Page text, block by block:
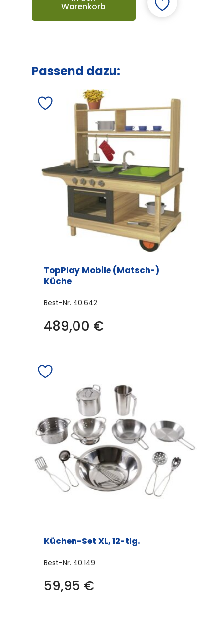
Warenkorb
Passend dazu:
TopPlay Mobile (Matsch-)
Küche
Best-Nr. 40.642
489,00 €
Küchen-Set XL, 12-tlg.
Best-Nr. 40.149
59,95 €